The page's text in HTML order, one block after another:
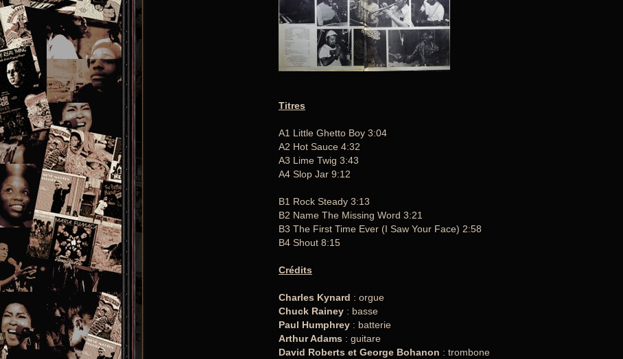
Titres
A1 Little Ghetto Boy 3:04
A2 Hot Sauce 4:32
A3 Lime Twig 3:43
A4 Slop Jar 9:12
B1 Rock Steady 3:13
B2 Name The Missing Word 3:21
B3 The First Time Ever (I Saw Your Face) 2:58
B4 Shout 8:15
Crédits
Charles Kynard : orgue
Chuck Rainey : basse
Paul Humphrey : batterie
Arthur Adams : guitare
David Roberts et George Bohanon : trombone